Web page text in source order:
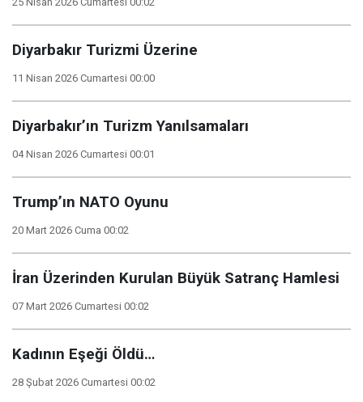
Diyarbakır Turizmi Üzerine
11 Nisan 2026 Cumartesi 00:00
Diyarbakır’ın Turizm Yanılsamaları
04 Nisan 2026 Cumartesi 00:01
Trump’ın NATO Oyunu
20 Mart 2026 Cuma 00:02
İran Üzerinden Kurulan Büyük Satranç Hamlesi
07 Mart 2026 Cumartesi 00:02
Kadının Eşeği Öldü…
28 Şubat 2026 Cumartesi 00:02